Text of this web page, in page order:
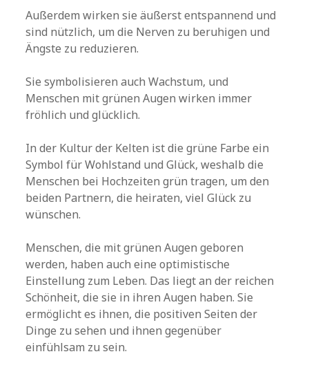
Außerdem wirken sie äußerst entspannend und
sind nützlich, um die Nerven zu beruhigen und
Ängste zu reduzieren.
Sie symbolisieren auch Wachstum, und
Menschen mit grünen Augen wirken immer
fröhlich und glücklich.
In der Kultur der Kelten ist die grüne Farbe ein
Symbol für Wohlstand und Glück, weshalb die
Menschen bei Hochzeiten grün tragen, um den
beiden Partnern, die heiraten, viel Glück zu
wünschen.
Menschen, die mit grünen Augen geboren
werden, haben auch eine optimistische
Einstellung zum Leben. Das liegt an der reichen
Schönheit, die sie in ihren Augen haben. Sie
ermöglicht es ihnen, die positiven Seiten der
Dinge zu sehen und ihnen gegenüber
einfühlsam zu sein.